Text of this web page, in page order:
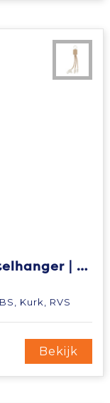
Oplaadkabel Landry | Sleutelhanger | Kurk
Kurk, RVS
Bekijk